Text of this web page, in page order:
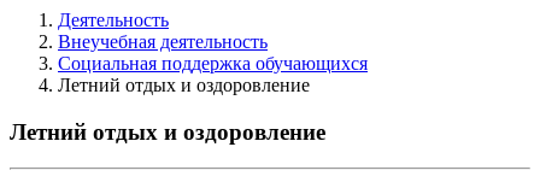
Деятельность
Внеучебная деятельность
Социальная поддержка обучающихся
Летний отдых и оздоровление
Летний отдых и оздоровление